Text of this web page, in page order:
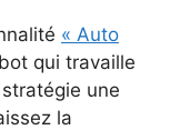
« Auto
qui travaille
une
la